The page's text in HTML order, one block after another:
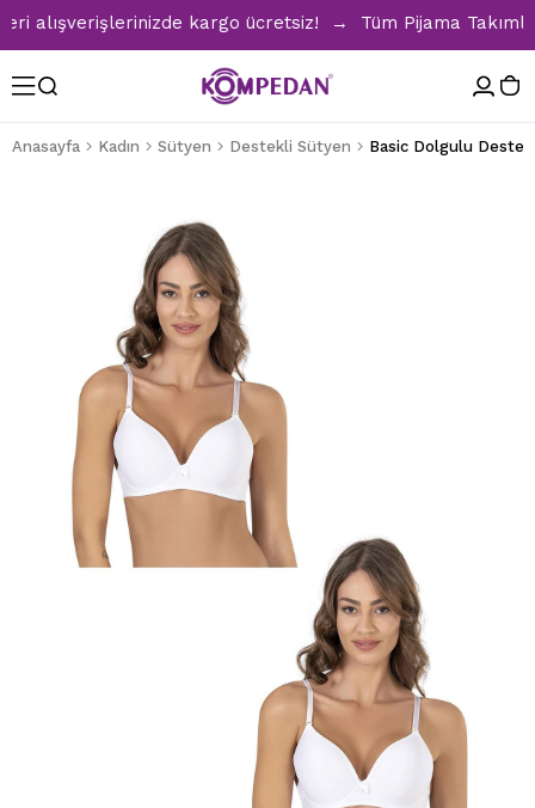
alışverişlerinizde kargo ücretsiz! → Tüm Pijama
Anasayfa Kadın Sütyen Destekli Sütyen Basic Dolgulu